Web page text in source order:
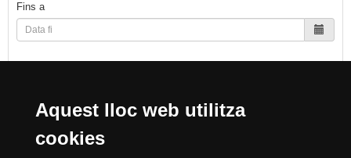
Aquest lloc web utilitza
cookies
Fins a